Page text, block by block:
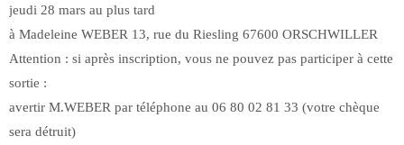
jeudi 28 mars au plus tard
à Madeleine WEBER 13, rue du Riesling 67600 ORSCHWILLER
Attention : si après inscription, vous ne pouvez pas participer à cette
sortie :
avertir M.WEBER par téléphone au 06 80 02 81 33 (votre chèque
sera détruit)